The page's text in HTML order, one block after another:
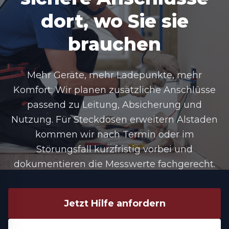
dort, wo Sie sie
brauchen
Mehr Geräte, mehr Ladepunkte, mehr
Komfort: Wir planen zusätzliche Anschlüsse
passend zu Leitung, Absicherung und
Nutzung. Für Steckdosen erweitern Alstaden
kommen wir nach Termin oder im
Störungsfall kurzfristig vorbei und
dokumentieren die Messwerte fachgerecht.
Jetzt Hilfe anfordern